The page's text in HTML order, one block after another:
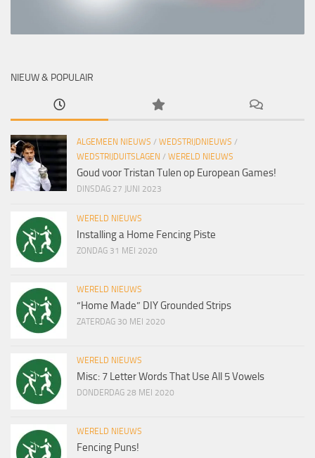
NIEUW & POPULAIR
ALGEMEEN NIEUWS / WEDSTRIJDNIEUWS /
WEDSTRIJDUITSLAGEN / WERELD NIEUWS
Goud voor Tristan Tulen op European Games!
DINSDAG 27 JUNI 2023
WERELD NIEUWS
Installing a Home Fencing Piste
ZONDAG 31 MEI 2020
WERELD NIEUWS
“Home Made” DIY Grounded Strips
ZATERDAG 30 MEI 2020
WERELD NIEUWS
Misc: 7 Letter Words That Use All 5 Vowels
DONDERDAG 28 MEI 2020
WERELD NIEUWS
Fencing Puns!